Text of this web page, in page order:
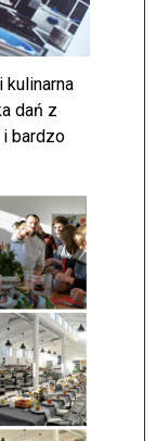
kulinarna
dań z
i bardzo